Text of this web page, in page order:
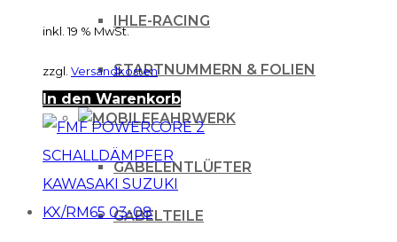
IHLE-RACING
STARTNUMMERN & FOLIEN
FAHRWERK
GABELENTLÜFTER
GABELTEILE
inkl. 19 % MwSt.
zzgl. Versandkosten
In den Warenkorb